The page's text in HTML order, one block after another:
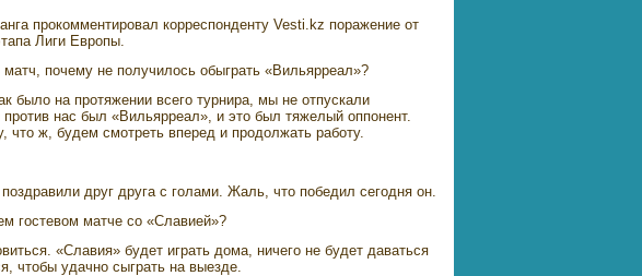
прокомментировал корреспонденту Vesti.kz поражение от
Лиги Европы.
почему не получилось обыграть «Вильярреал»?
на протяжении всего турнира, мы не отпускали
нас был «Вильярреал», и это был тяжелый оппонент.
ж, будем смотреть вперед и продолжать работу.
друг друга с голами. Жаль, что победил сегодня он.
гостевом матче со «Славией»?
«Славия» будет играть дома, ничего не будет даваться
чтобы удачно сыграть на выезде.